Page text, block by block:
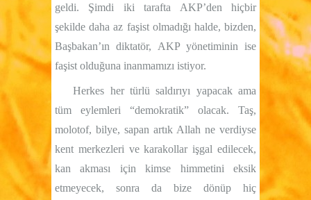
geldi. Şimdi iki tarafta AKP’den hiçbir
şekilde daha az faşist olmadığı halde, bizden,
Başbakan’ın diktatör, AKP yönetiminin ise
faşist olduğuna inanmamızı istiyor.
Herkes her türlü saldırıyı yapacak ama
tüm eylemleri “demokratik” olacak. Taş,
molotof, bilye, sapan artık Allah ne verdiyse
kent merkezleri ve karakollar işgal edilecek,
kan akması için kimse himmetini eksik
etmeyecek, sonra da bize dönüp hiç